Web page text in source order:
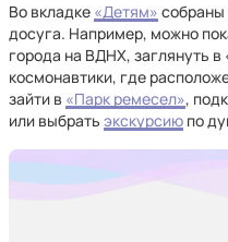
Во вкладке «Детям» собраны
досуга. Например, можно
города на ВДНХ, заглянуть
космонавтики, где
зайти в «Парк ремесел»,
или выбрать экскурсию по